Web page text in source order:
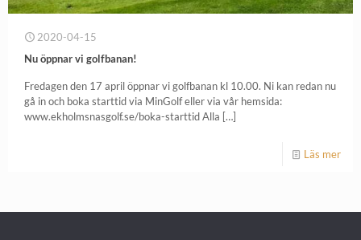
2020-04-15
Nu öppnar vi golfbanan!
Fredagen den 17 april öppnar vi golfbanan kl 10.00. Ni kan redan nu
gå in och boka starttid via MinGolf eller via vår hemsida:
www.ekholmsnasgolf.se/boka-starttid Alla […]
Läs mer